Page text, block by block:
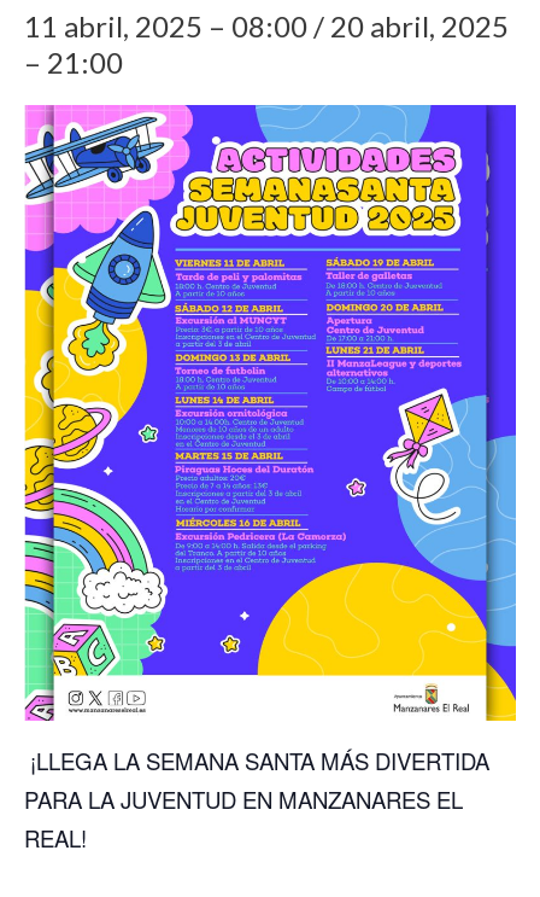
11 abril, 2025 – 08:00 / 20 abril, 2025
– 21:00
¡LLEGA LA SEMANA SANTA MÁS DIVERTIDA
PARA LA JUVENTUD EN MANZANARES EL
REAL!